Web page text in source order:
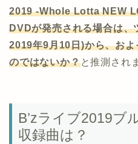
2019 -Whole Lotta NEW
DVDが発売される場合は、
2019年9月10日)から、お
のではないか？と推測され
B’zライブ2019ブ
収録曲は？